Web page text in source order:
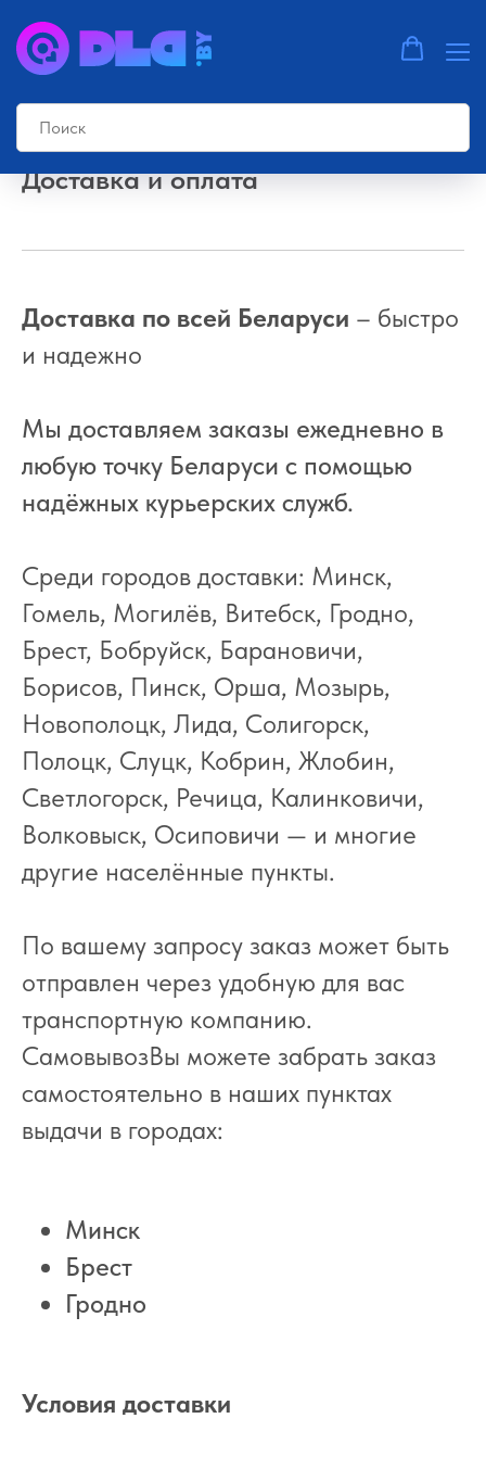
Главная страница » Проекторы Xiaomi
Доставка и оплата
Доставка по всей Беларуси – быстро
и надежно
Мы доставляем заказы ежедневно в
любую точку Беларуси с помощью
надёжных курьерских служб.
Среди городов доставки: Минск,
Гомель, Могилёв, Витебск, Гродно,
Брест, Бобруйск, Барановичи,
Борисов, Пинск, Орша, Мозырь,
Новополоцк, Лида, Солигорск,
Полоцк, Слуцк, Кобрин, Жлобин,
Светлогорск, Речица, Калинковичи,
Волковыск, Осиповичи — и многие
другие населённые пункты.
По вашему запросу заказ может быть
отправлен через удобную для вас
транспортную компанию.
СамовывозВы можете забрать заказ
самостоятельно в наших пунктах
выдачи в городах:
Минск
Брест
Гродно
Условия доставки